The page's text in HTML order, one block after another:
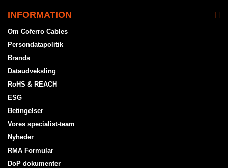
INFORMATION
Om Coferro Cables
Persondatapolitik
Brands
Dataudveksling
RoHS & REACH
ESG
Betingelser
Vores specialist-team
Nyheder
RMA Formular
DoP dokumenter